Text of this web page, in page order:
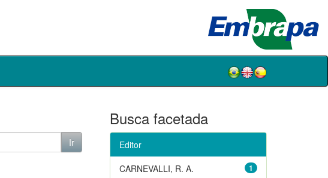
Busca facetada
Editor
1
CARNEVALLI, R. A.